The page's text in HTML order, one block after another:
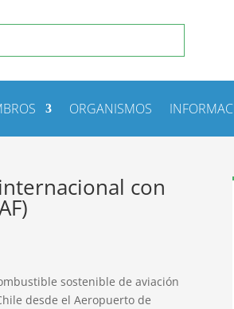
ORGANISMOS
con
sostenible de aviación
desde el Aeropuerto de